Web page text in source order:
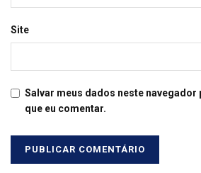
Site
Salvar meus dados neste navegador
que eu comentar.